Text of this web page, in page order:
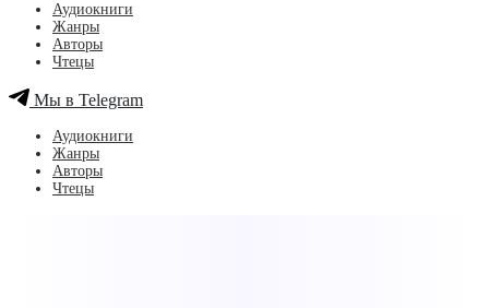
Аудиокниги
Жанры
Авторы
Чтецы
Мы в Telegram
Аудиокниги
Жанры
Авторы
Чтецы